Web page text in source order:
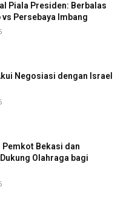
Piala Presiden: Berbalas
vs Persebaya Imbang
Negosiasi dengan Israel
Bekasi dan
Olahraga bagi